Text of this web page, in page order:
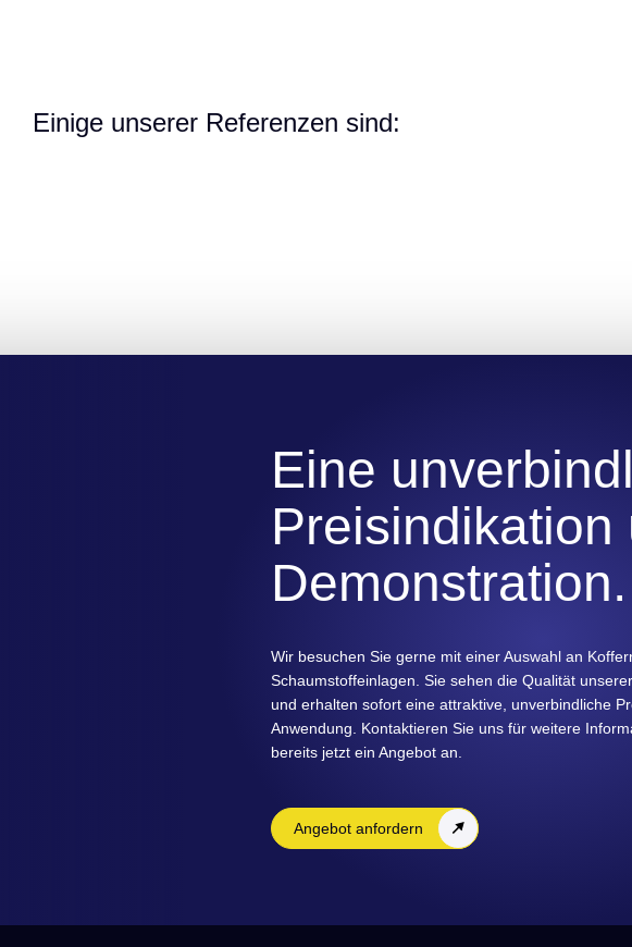
Einige unserer Referenzen sind:
Eine
Preisindikation
Demonstration.
Wir besuchen Sie gerne mit einer Auswahl an
Schaumstoffeinlagen. Sie sehen die Qualität
und erhalten sofort eine attraktive, unverbindliche
Anwendung. Kontaktieren Sie uns für weitere
bereits jetzt ein Angebot an.
Angebot anfordern